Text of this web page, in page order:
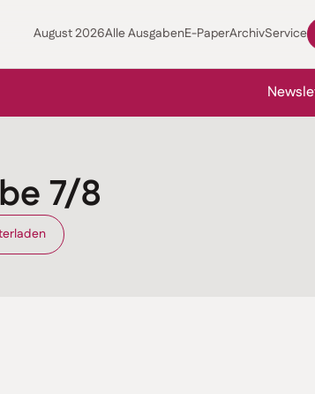
August 2026Alle AusgabenE-PaperArchivService
7/8